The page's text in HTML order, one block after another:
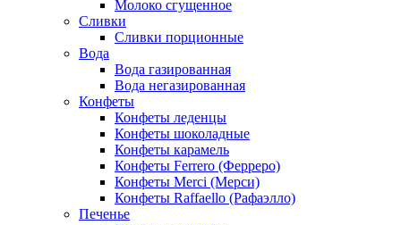
Молоко сгущенное
Сливки
Сливки порционные
Вода
Вода газированная
Вода негазированная
Конфеты
Конфеты леденцы
Конфеты шоколадные
Конфеты карамель
Конфеты Ferrero (Ферреро)
Конфеты Merci (Мерси)
Конфеты Raffaello (Рафаэлло)
Печенье